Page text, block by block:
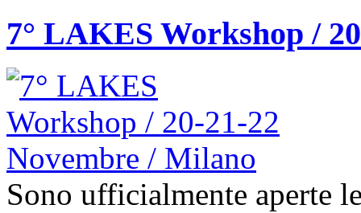
7° LAKES Workshop /
Sono ufficialmente aperte